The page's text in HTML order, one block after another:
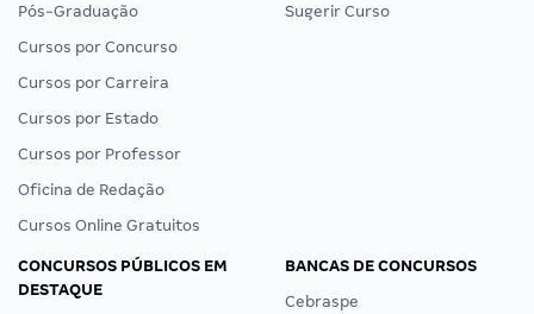
Pós-Graduação
Cursos por Concurso
Cursos por Carreira
Cursos por Estado
Cursos por Professor
Oficina de Redação
Cursos Online Gratuitos
Sugerir Curso
CONCURSOS PÚBLICOS EM
DESTAQUE
BANCAS DE CONCURSOS
Cebraspe